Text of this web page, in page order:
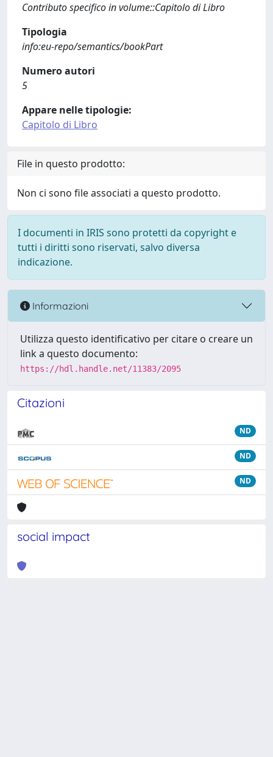
Contributo specifico in volume::Capitolo di Libro
Tipologia
info:eu-repo/semantics/bookPart
Numero autori
5
Appare nelle tipologie:
Capitolo di Libro
File in questo prodotto:
Non ci sono file associati a questo prodotto.
I documenti in IRIS sono protetti da copyright e
tutti i diritti sono riservati, salvo diversa
indicazione.
Informazioni
Utilizza questo identificativo per citare o creare un
link a questo documento:
https://hdl.handle.net/11383/2095
Citazioni
ND
ND
ND
social impact